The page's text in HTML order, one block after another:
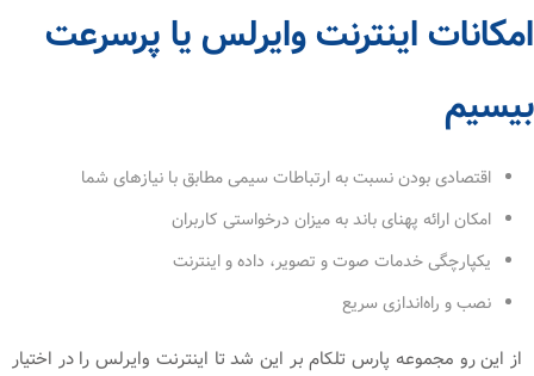
امکانات اینترنت وایرلس یا پرسرعت
بیسیم
اقتصادی بودن نسبت به ارتباطات سیمی مطابق با نیازهای شما
امکان ارائه پهنای باند به میزان درخواستی کاربران
یکپارچگی خدمات صوت و تصویر، داده و اینترنت
نصب و راه‌اندازی سریع
از این‌ رو مجموعه پارس تلکام بر این شد تا اینترنت وایرلس را در اختیار